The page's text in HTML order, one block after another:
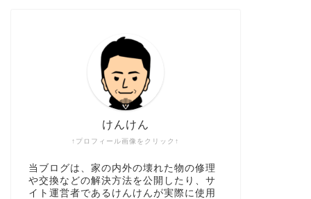
↑プロフィール画像をクリック↑
けんけん
当ブログは、家の内外の壊れた物の修理
や交換などの解決方法を公開したり、サ
イト運営者であるけんけんが実際に使用